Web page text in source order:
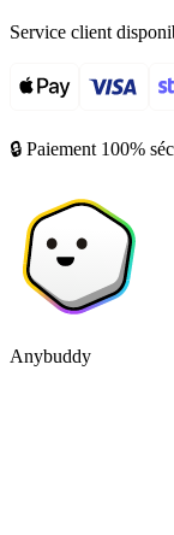
Service client
🔒 Paiement 100%
Anybuddy